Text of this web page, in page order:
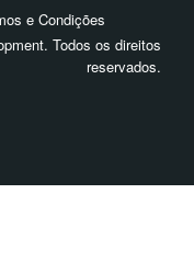
e Condições
Todos os direitos
reservados.